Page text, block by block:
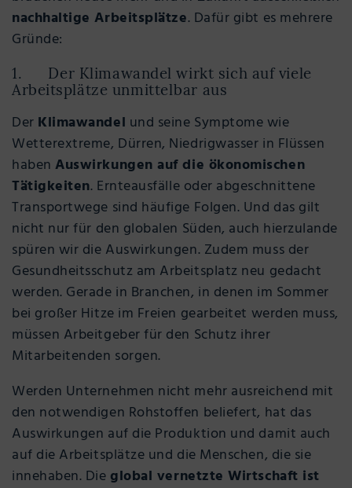
nachhaltige Arbeitsplätze. Dafür gibt es mehrere
Gründe:
1. Der Klimawandel wirkt sich auf viele
Arbeitsplätze unmittelbar aus
Der Klimawandel und seine Symptome wie
Wetterextreme, Dürren, Niedrigwasser in Flüssen
habenAuswirkungen auf die ökonomischen
Tätigkeiten. Ernteausfälle oder abgeschnittene
Transportwege sind häufige Folgen. Und das gilt
nicht nur für den globalen Süden, auch hierzulande
spüren wir die Auswirkungen. Zudem muss der
Gesundheitsschutz am Arbeitsplatz neu gedacht
werden. Gerade in Branchen, in denen im Sommer
bei großer Hitze im Freien gearbeitet werden muss,
müssen Arbeitgeber für den Schutz ihrer
Mitarbeitenden sorgen.
Werden Unternehmen nicht mehr ausreichend mit
den notwendigen Rohstoffen beliefert, hat das
Auswirkungen auf die Produktion und damit auch
auf die Arbeitsplätze und die Menschen, die sie
innehaben. Die global vernetzte Wirtschaft ist